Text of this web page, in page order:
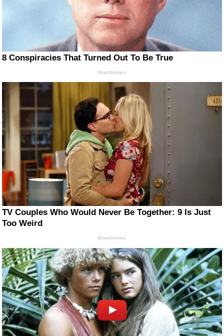
8 Conspiracies That Turned Out To Be True
Brainberries
TV Couples Who Would Never Be Together: 9 Is Just
Too Weird
Brainberries